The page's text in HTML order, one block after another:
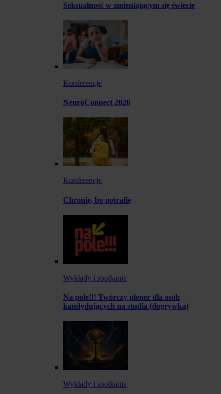
Seksualność w zmieniającym się świecie
Konferencje
NeuroConnect 2026
Konferencje
Chronię, bo potrafię
Wykłady i spotkania
Na pole!!! Twórczy plener dla osób
kandydujących na studia (dogrywka)
Wykłady i spotkania